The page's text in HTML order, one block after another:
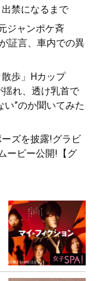
禁になるまで
ジャンポケ斉
証言、車内での異
歩」Hカップ
揺れ、透け乳首で
い”のか聞いてみた
ズを披露!グラビ
ービー公開!【グ